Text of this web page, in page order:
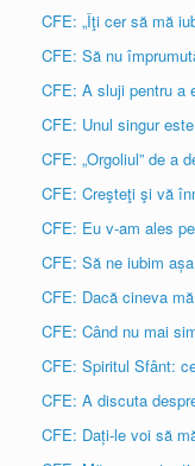
CFE: „Îţi cer să mă
CFE: Să nu
CFE: A sluji pentru a
CFE: Unul singur
CFE: „Orgoliul” de a
CFE: Creşteţi şi vă
CFE: Eu v-am ales
CFE: Să ne iubim
CFE: Dacă cineva
CFE: Când nu mai
CFE: Spiritul Sfânt:
CFE: A discuta
CFE: Dați-le voi să